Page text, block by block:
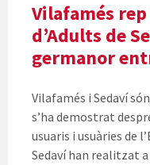
Vilafamés
d’Adults de
germanor
Vilafamés i Sedaví
s’ha demostrat
usuaris i usuàries de
Sedaví han realitzat